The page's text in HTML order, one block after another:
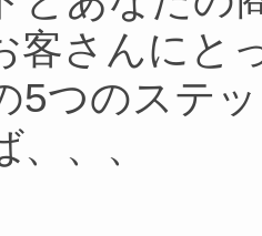
客さんにと
5つのステ
、、、